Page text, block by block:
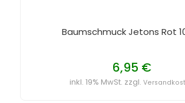
Baumschmuck Jetons Rot
6,95 €
inkl. 19% MwSt. zzgl.